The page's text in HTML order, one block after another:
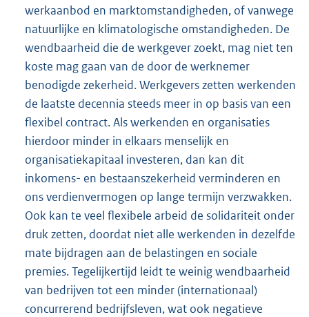
werkaanbod en marktomstandigheden, of vanwege
natuurlijke en klimatologische omstandigheden. De
wendbaarheid die de werkgever zoekt, mag niet ten
koste mag gaan van de door de werknemer
benodigde zekerheid. Werkgevers zetten werkenden
de laatste decennia steeds meer in op basis van een
flexibel contract. Als werkenden en organisaties
hierdoor minder in elkaars menselijk en
organisatiekapitaal investeren, dan kan dit
inkomens- en bestaanszekerheid verminderen en
ons verdienvermogen op lange termijn verzwakken.
Ook kan te veel flexibele arbeid de solidariteit onder
druk zetten, doordat niet alle werkenden in dezelfde
mate bijdragen aan de belastingen en sociale
premies. Tegelijkertijd leidt te weinig wendbaarheid
van bedrijven tot een minder (internationaal)
concurrerend bedrijfsleven, wat ook negatieve